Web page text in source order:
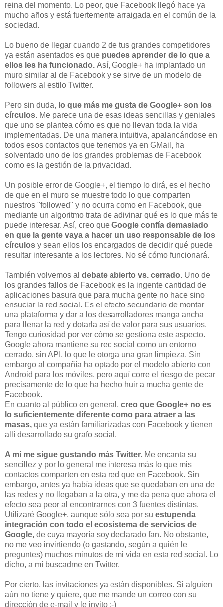
reina del momento. Lo peor, que Facebook llegó hace ya
mucho años y está fuertemente arraigada en el común de la
sociedad.
Lo bueno de llegar cuando 2 de tus grandes competidores
ya están asentados es que puedes aprender de lo que a
ellos les ha funcionado. Así, Google+ ha implantado un
muro similar al de Facebook y se sirve de un modelo de
followers al estilo Twitter.
Pero sin duda, lo que más me gusta de Google+ son los
círculos. Me parece una de esas ideas sencillas y geniales
que uno se plantea cómo es que no llevan toda la vida
implementadas. De una manera intuitiva, apalancándose en
todos esos contactos que tenemos ya en GMail, ha
solventado uno de los grandes problemas de Facebook
como es la gestión de la privacidad.
Un posible error de Google+, el tiempo lo dirá, es el hecho
de que en el muro se muestre todo lo que comparten
nuestros "followed" y no ocurra como en Facebook, que
mediante un algoritmo trata de adivinar qué es lo que más te
puede interesar. Así, creo que Google confía demasiado
en que la gente vaya a hacer un uso responsable de los
círculos y sean ellos los encargados de decidir qué puede
resultar interesante a los lectores. No sé cómo funcionará.
También volvemos al debate abierto vs. cerrado. Uno de
los grandes fallos de Facebook es la ingente cantidad de
aplicaciones basura que para mucha gente no hace sino
ensuciar la red social. Es el efecto secundario de montar
una plataforma y dar a los desarrolladores manga ancha
para llenar la red y dotarla así de valor para sus usuarios.
Tengo curiosidad por ver cómo se gestiona este aspecto.
Google ahora mantiene su red social como un entorno
cerrado, sin API, lo que le otorga una gran limpieza. Sin
embargo al compañía ha optado por el modelo abierto con
Android para los móviles, pero aquí corre el riesgo de pecar
precisamente de lo que ha hecho huir a mucha gente de
Facebook.
En cuanto al público en general, creo que Google+ no es
lo suficientemente diferente como para atraer a las
masas, que ya están familiarizadas con Facebook y tienen
allí desarrollado su grafo social.
A mí me sigue gustando más Twitter. Me encanta su
sencillez y por lo general me interesa más lo que mis
contactos comparten en esta red que en Facebook. Sin
embargo, antes ya había ideas que se quedaban en una de
las redes y no llegaban a la otra, y me da pena que ahora el
efecto sea peor al encontrarnos con 3 fuentes distintas.
Utilizaré Google+, aunque sólo sea por su estupenda
integración con todo el ecosistema de servicios de
Google, de cuya mayoría soy declarado fan. No obstante,
no me veo invirtiendo (o gastando, según a quién le
preguntes) muchos minutos de mi vida en esta red social. Lo
dicho, a mí buscadme en Twitter.
Por cierto, las invitaciones ya están disponibles. Si alguien
aún no tiene y quiere, que me mande un correo con su
dirección de e-mail y le invito :-)